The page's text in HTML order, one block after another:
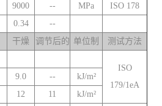
9000 -- MPa
ISO 178
0.34
--
干燥 调节后的 单位制
测试方法
ISO
179/1eA
9.0 --
kJ/m²
12 11
kJ/m²